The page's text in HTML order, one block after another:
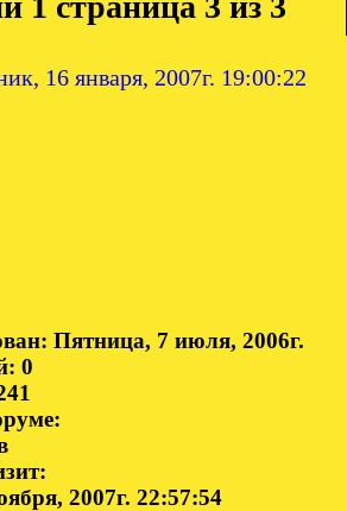
16 января, 2007г. 19:00:22
: Пятница, 7 июля, 2006г.
0
2007г. 22:57:54